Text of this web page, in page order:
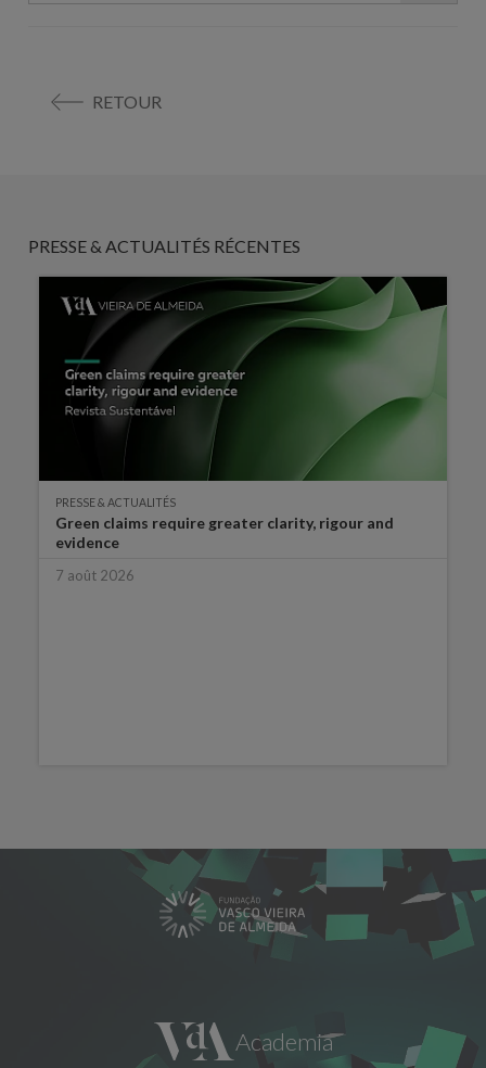
RETOUR
PRESSE & ACTUALITÉS RÉCENTES
PRESSE & ACTUALITÉS
Green claims require greater clarity, rigour and
evidence
7 août 2026